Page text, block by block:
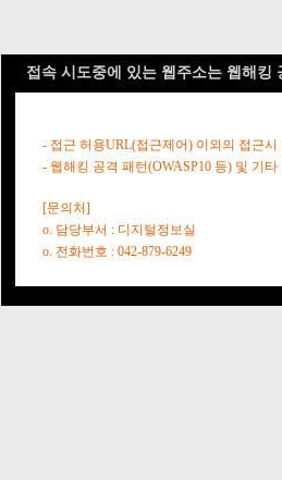
접속 시도중에 있는 웹주소는 웹해킹
- 접근 허용URL(접근제어) 이외의 접근시
- 웹해킹 공격 패턴(OWASP10 등) 및 기
[문의처]
o. 담당부서 : 디지털정보실
o. 전화번호 : 042-879-6249